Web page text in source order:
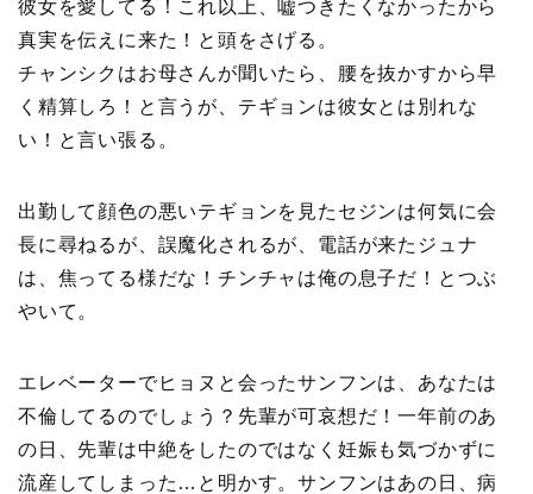
彼女を愛してる！これ以上、嘘つきたくなかったから
真実を伝えに来た！と頭をさげる。
チャンシクはお母さんが聞いたら、腰を抜かすから早
く精算しろ！と言うが、テギョンは彼女とは別れな
い！と言い張る。
出勤して顔色の悪いテギョンを見たセジンは何気に会
長に尋ねるが、誤魔化されるが、電話が来たジュナ
は、焦ってる様だな！チンチャは俺の息子だ！とつぶ
やいて。
エレベーターでヒョヌと会ったサンフンは、あなたは
不倫してるのでしょう？先輩が可哀想だ！一年前のあ
の日、先輩は中絶をしたのではなく妊娠も気づかずに
流産してしまった…と明かす。サンフンはあの日、病